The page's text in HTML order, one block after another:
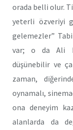
orada belli olur.
yeterli özveriyi
gelemezler”
var; o da Ali
düşünebilir ve
zaman,
oynamalı,
ona deneyim
alanlarda da